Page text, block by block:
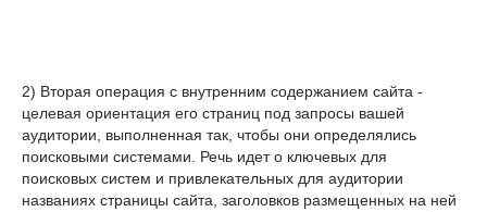
2) Вторая операция с внутренним содержанием сайта -
целевая ориентация его страниц под запросы вашей
аудитории, выполненная так, чтобы они определялись
поисковыми системами. Речь идет о ключевых для
поисковых систем и привлекательных для аудитории
названиях страницы сайта, заголовков размещенных на ней